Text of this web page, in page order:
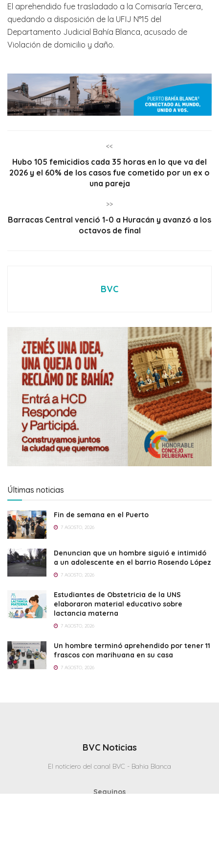
El aprehendido fue trasladado a la Comisaría Tercera,
quedando a disposición de la UFIJ N°15 del
Departamento Judicial Bahía Blanca, acusado de
Violación de domicilio y daño.
<<
Hubo 105 femicidios cada 35 horas en lo que va del
2026 y el 60% de los casos fue cometido por un ex o
una pareja
>>
Barracas Central venció 1-0 a Huracán y avanzó a los
octavos de final
BVC
Últimas noticias
Fin de semana en el Puerto
7 AGOSTO, 2026
Denuncian que un hombre siguió e intimidó
a un adolescente en el barrio Rosendo López
7 AGOSTO, 2026
Estudiantes de Obstetricia de la UNS
elaboraron material educativo sobre
lactancia materna
7 AGOSTO, 2026
Un hombre terminó aprehendido por tener 11
frascos con marihuana en su casa
7 AGOSTO, 2026
BVC Noticias
El noticiero del canal BVC - Bahia Blanca
Seguinos